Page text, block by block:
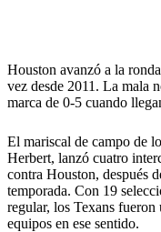
Houston avanzó a la
vez desde 2011. La mala
marca de 0-5 cuando
El mariscal de campo de
Herbert, lanzó cuatro
contra Houston, después
temporada. Con 19
regular, los Texans fueron
equipos en ese sentido.